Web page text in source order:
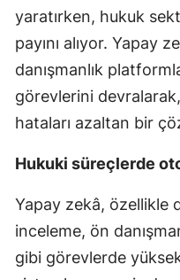
yaratırken, hukuk
payını alıyor. Yapay
danışmanlık
görevlerini
hataları azaltan bir
Hukuki süreçlerde
Yapay zekâ, özellikle
inceleme, ön
gibi görevlerde